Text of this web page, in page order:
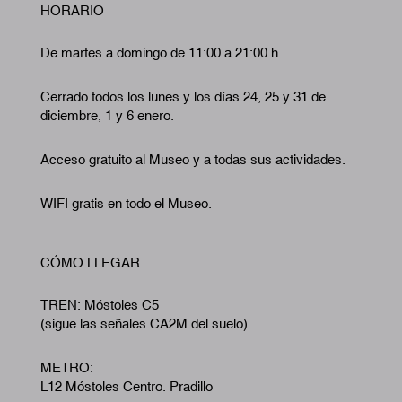
HORARIO
De martes a domingo de 11:00 a 21:00 h
Cerrado todos los lunes y los días 24, 25 y 31 de
diciembre, 1 y 6 enero.
Acceso gratuito al Museo y a todas sus actividades.
WIFI gratis en todo el Museo.
CÓMO LLEGAR
TREN: Móstoles C5
(sigue las señales CA2M del suelo)
METRO:
L12 Móstoles Centro. Pradillo